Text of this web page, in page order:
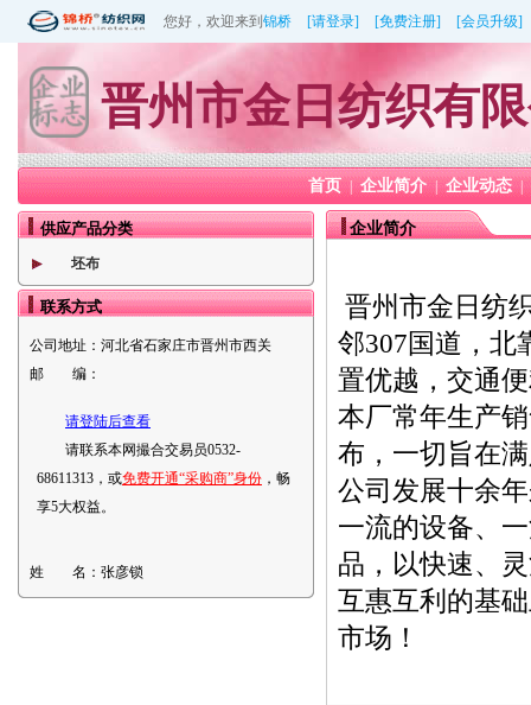
您好，欢迎来到 锦桥 [请登录] [免费注册] [会员升级]
晋州市金日纺织有
首页 企业简介 企业动态
供应产品分类
坯布
联系方式
公司地址： 河北省石家庄市晋州市西关
邮 编：
请登陆后查看
请联系本网撮合交易员0532-
68611313，或免费开通“采购商”身份 ，畅
享5大权益。
姓 名： 张彦锁
企业简介
晋州市金日纺
邻307国道，
置优越，交通
本厂常年生产
布，一切旨在
公司发展十余
一流的设备、
品，以快速、
互惠互利的基
市场！